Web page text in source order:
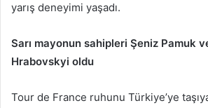
yarış deneyimi yaşadı.
Sarı mayonun sahipleri Şeniz Pamuk
Hrabovskyi oldu
Tour de France ruhunu Türkiye’ye